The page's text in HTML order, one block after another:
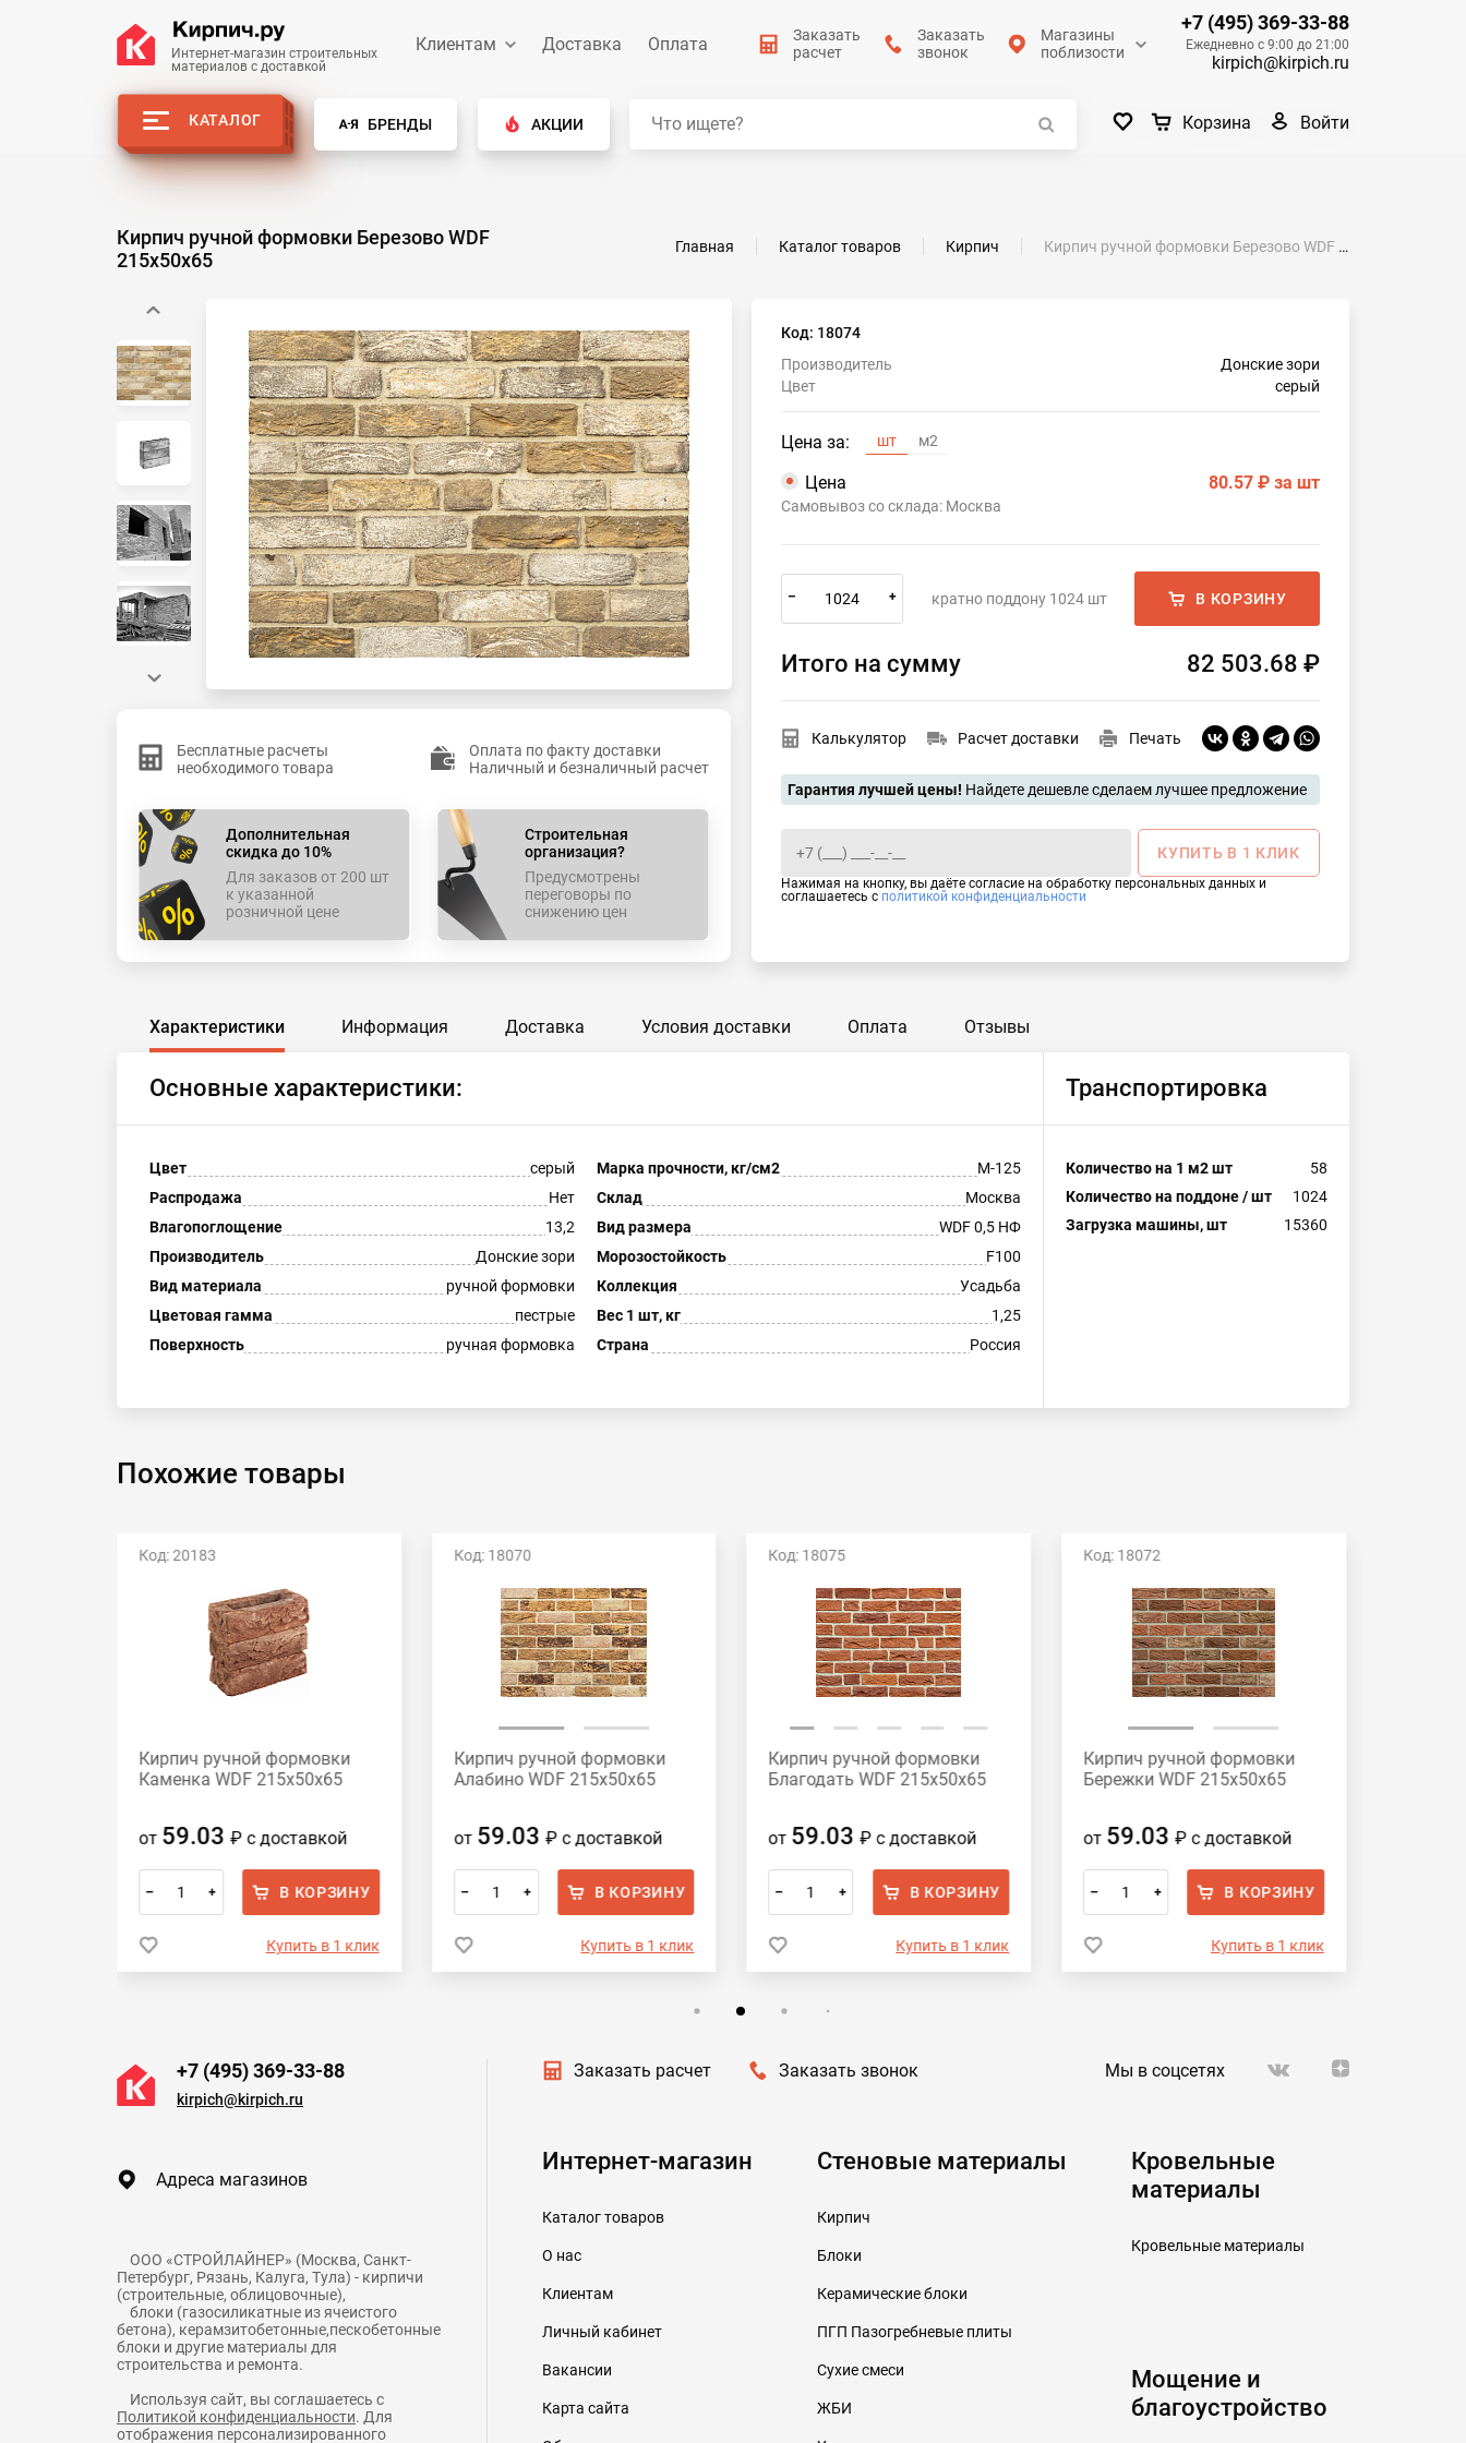
Интернет-магазин строительных
материалов с доставкой
Клиентам Доставка Оплата
Заказать
расчет
Заказать
звонок
Магазины
поблизости
+7 (495) 369-33-88
Ежедневно с 9:00 до 21:00
kirpich@kirpich.ru
КАТАЛОГ БРЕНДЫ АКЦИИ Корзина Войти
Кирпич ручной формовки Березово WDF
215x50x65
Главная Каталог товаров Кирпич Кирпич ручной формовки Березово WDF 215x50x65
Бесплатные расчеты
необходимого товара
Оплата по факту доставки
Наличный и безналичный расчет
Дополнительная
скидка до 10%
Для заказов от 200 шт
к указанной
розничной цене
Строительная
организация?
Предусмотрены
переговоры по
снижению цен
Код: 18074
Производитель
Донские зори
Цвет
серый
Цена за: шт м2
Цена 80.57 ₽ за шт
Самовывоз со склада: Москва
– + кратно поддону 1024 шт В КОРЗИНУ
Итого на сумму 82 503.68 ₽
Калькулятор Расчет доставки Печать
Гарантия лучшей цены! Найдете дешевле сделаем лучшее предложение
КУПИТЬ В 1 КЛИК
Нажимая на кнопку, вы даёте согласие на обработку персональных данных и
соглашаетесь с политикой конфиденциальности
Характеристики Информация Доставка Условия доставки Оплата Отзывы
Основные характеристики:
Цвет серый Марка прочности, кг/см2
М-125
Распродажа
Нет Склад
Москва
Влагопоглощение
13,2 Вид размера
WDF 0,5 НФ
Производитель
Донские зори Морозостойкость
F100
Вид материала
ручной формовки Коллекция
Усадьба
Цветовая гамма
пестрые Вес 1 шт, кг
1,25
Поверхность
ручная формовка Страна Россия
Транспортировка
Количество на 1 м2 шт
58
Количество на поддоне / шт
1024
Загрузка машины, шт
15360
Похожие товары
Код: 20183
Кирпич ручной формовки
Каменка WDF 215x50x65
от 59.03 ₽ с доставкой
– + В КОРЗИНУ
Купить в 1 клик
Код: 18070
Кирпич ручной формовки
Алабино WDF 215x50x65
от 59.03 ₽ с доставкой
– + В КОРЗИНУ
Купить в 1 клик
Код: 18075
Кирпич ручной формовки
Благодать WDF 215x50x65
от 59.03₽с доставкой
– + В КОРЗИНУ
Купить в 1 клик
Код: 18072
Кирпич ручной формовки
Бережки WDF 215x50x65
от 59.03₽с доставкой
– + В КОРЗИНУ
Купить в 1 клик
+7 (495) 369-33-88
kirpich@kirpich.ru
Адреса магазинов
Петербург, Рязань, Калуга, Тула) - кирпичи
(строительные, облицовочные),
бетона), керамзитобетонные,пескобетонные
блоки и другие материалы для
Политикой конфиденциальности. Для
отображения персонализированного
Заказать расчет Заказать звонок Мы в соцсетях
Интернет-магазин
Каталог товаров
О нас
Клиентам
Личный кабинет
Вакансии
Карта сайта
Стеновые материалы
Кирпич
Блоки
Керамические блоки
ПГП Пазогребневые плиты
Сухие смеси
ЖБИ
Кровельные
материалы
Кровельные материалы
Мощение и
благоустройство